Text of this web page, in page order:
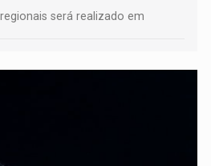
será realizado em